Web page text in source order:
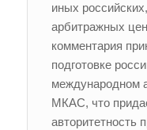
иных
арбитражных
комментария
подготовке
международном
МКАС, что
авторитетность